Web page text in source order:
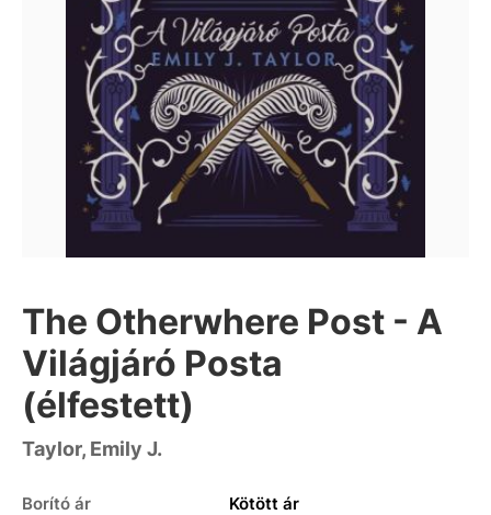
The Otherwhere Post - A
Világjáró Posta
(élfestett)
Taylor, Emily J.
Borító ár Kötött ár